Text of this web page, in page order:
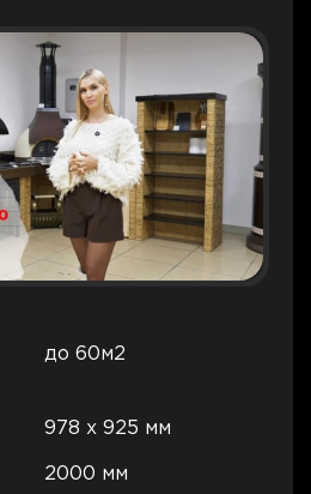
до 60м2
978 х 925 мм
2000 мм